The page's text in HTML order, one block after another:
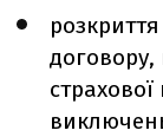
страхової